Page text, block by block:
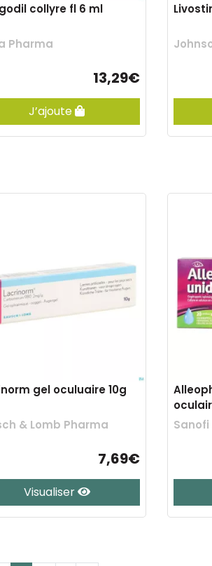
collyre fl 6 ml
Pharma
13,29€
J’ajoute
gel oculuaire 10g
& Lomb Pharma
7,69€
Visualiser
Sanofi